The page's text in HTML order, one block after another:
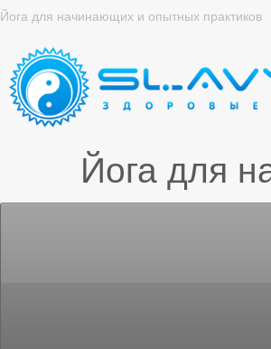
Йога для начинающих и опытных практиков
Йога для